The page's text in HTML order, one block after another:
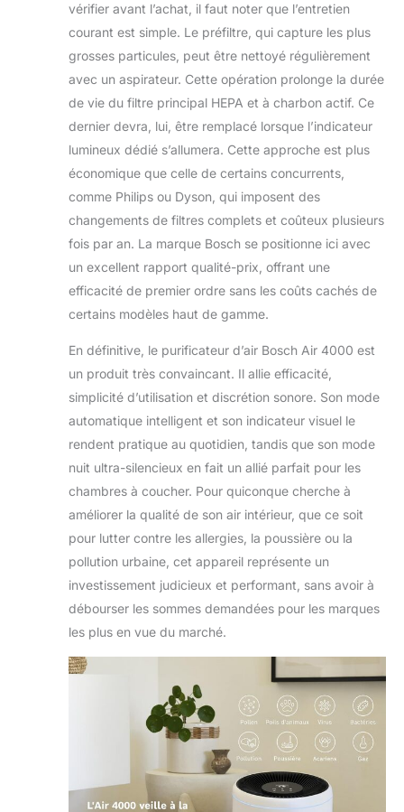
vérifier avant l’achat, il faut noter que l’entretien
courant est simple. Le préfiltre, qui capture les plus
grosses particules, peut être nettoyé régulièrement
avec un aspirateur. Cette opération prolonge la durée
de vie du filtre principal HEPA et à charbon actif. Ce
dernier devra, lui, être remplacé lorsque l’indicateur
lumineux dédié s’allumera. Cette approche est plus
économique que celle de certains concurrents,
comme Philips ou Dyson, qui imposent des
changements de filtres complets et coûteux plusieurs
fois par an. La marque Bosch se positionne ici avec
un excellent rapport qualité-prix, offrant une
efficacité de premier ordre sans les coûts cachés de
certains modèles haut de gamme.
En définitive, le purificateur d’air Bosch Air 4000 est
un produit très convaincant. Il allie efficacité,
simplicité d’utilisation et discrétion sonore. Son mode
automatique intelligent et son indicateur visuel le
rendent pratique au quotidien, tandis que son mode
nuit ultra-silencieux en fait un allié parfait pour les
chambres à coucher. Pour quiconque cherche à
améliorer la qualité de son air intérieur, que ce soit
pour lutter contre les allergies, la poussière ou la
pollution urbaine, cet appareil représente un
investissement judicieux et performant, sans avoir à
débourser les sommes demandées pour les marques
les plus en vue du marché.